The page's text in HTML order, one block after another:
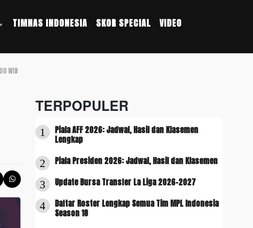
TIMNAS INDONESIA SKOR SPECIAL VIDEO
WIB
TERPOPULER
1
Piala AFF 2026: Jadwal, Hasil dan Klasemen
Lengkap
2 Piala Presiden 2026: Jadwal, Hasil dan Klasemen
3 Update Bursa Transfer La Liga 2026-2027
4
Daftar Roster Lengkap Semua Tim MPL Indonesia
Season 18